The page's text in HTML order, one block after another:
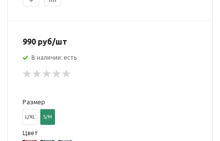
990 руб/шт
В наличии: есть
Размер
L/XL S/M
Цвет